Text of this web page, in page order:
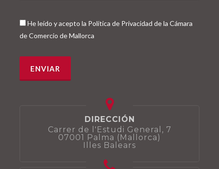
He leído y acepto la Política de Privacidad de la Cámara
de Comercio de Mallorca
DIRECCIÓN
Carrer de l'Estudi General, 7
07001 Palma (Mallorca)
Illes Balears